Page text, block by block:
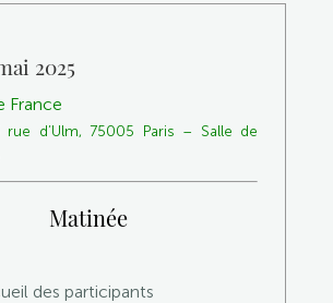
2025
France
rue d’Ulm, 75005 Paris – Salle de
Matinée
des participants